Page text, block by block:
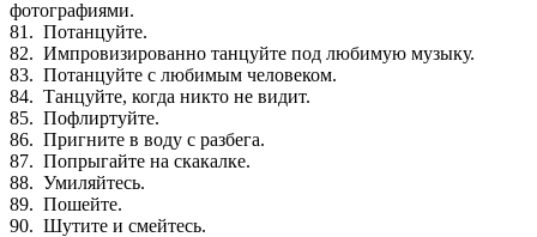
фотографиями.
81. Потанцуйте.
82. Импровизированно танцуйте под любимую музыку.
83. Потанцуйте с любимым человеком.
84. Танцуйте, когда никто не видит.
85. Пофлиртуйте.
86. Пригните в воду с разбега.
87. Попрыгайте на скакалке.
88. Умиляйтесь.
89. Пошейте.
90. Шутите и смейтесь.